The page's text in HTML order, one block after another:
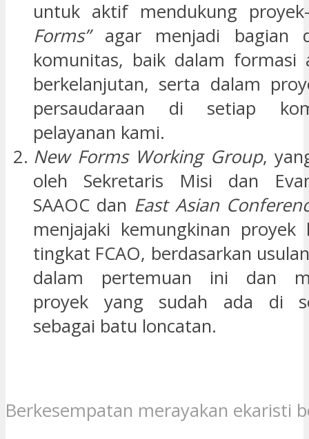
untuk aktif mendukung
Forms”agar menjadi bagian
komunitas, baik dalam formasi
berkelanjutan, serta dalam
persaudaraan di setiap
pelayanan kami.
New Forms Working Group,
oleh Sekretaris Misi dan
SAAOC dan East Asian
menjajaki kemungkinan
tingkat FCAO, berdasarkan
dalam pertemuan ini dan
proyek yang sudah ada di
sebagai batu loncatan.
Berkesempatan merayakan ekaristi